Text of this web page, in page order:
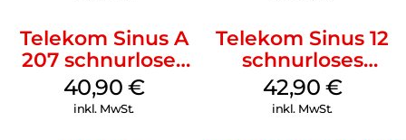
Telekom Sinus A
207 schnurloses
analog Telefon
Schwarz
40,90 €
inkl. MwSt.
Telekom Sinus 12
schnurloses
Analog Telefon
Schwarz
42,90 €
inkl. MwSt.